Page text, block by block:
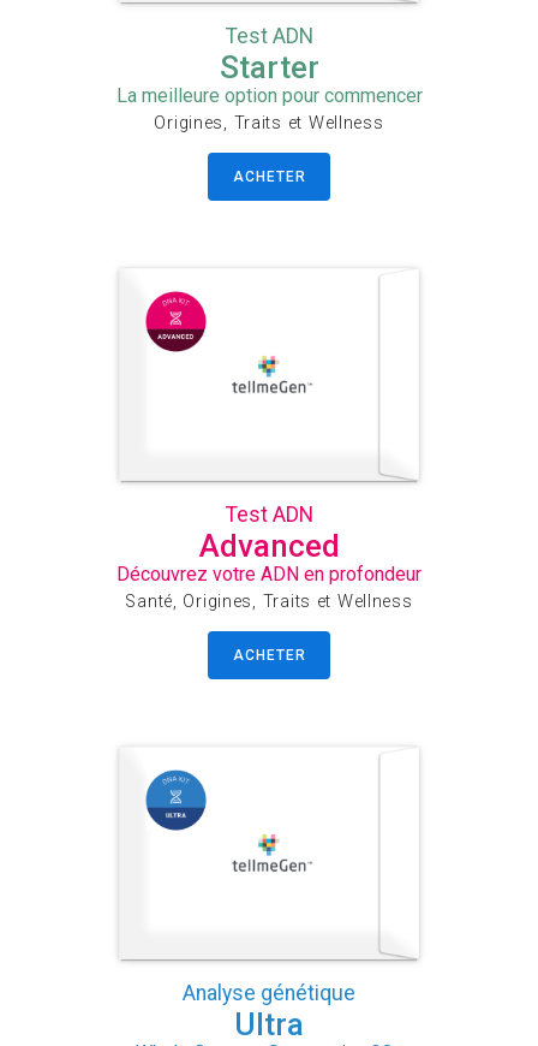
Test ADN
Starter
La meilleure option pour commencer
Origines, Traits et Wellness
ACHETER
Test ADN
Advanced
Découvrez votre ADN en profondeur
Santé, Origines, Traits et Wellness
ACHETER
Analyse génétique
Ultra